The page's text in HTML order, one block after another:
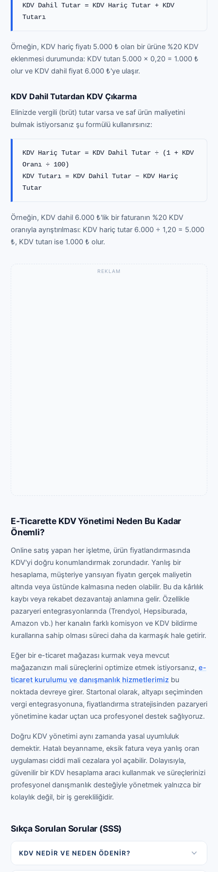
KDV Dahil Tutar = KDV Hariç Tutar + KDV
Tutarı
Örneğin, KDV hariç fiyatı 5.000 ₺ olan bir ürüne %20 KDV
eklenmesi durumunda: KDV tutarı 5.000 × 0,20 = 1.000 ₺
olur ve KDV dahil fiyat 6.000 ₺'ye ulaşır.
KDV Dahil Tutardan KDV Çıkarma
Elinizde vergili (brüt) tutar varsa ve saf ürün maliyetini
bulmak istiyorsanız şu formülü kullanırsınız:
KDV Hariç Tutar = KDV Dahil Tutar ÷ (1 + KDV
Oranı ÷ 100)
KDV Tutarı = KDV Dahil Tutar − KDV Hariç
Tutar
Örneğin, KDV dahil 6.000 ₺'lik bir faturanın %20 KDV
oranıyla ayrıştırılması: KDV hariç tutar 6.000 ÷ 1,20 = 5.000
₺, KDV tutarı ise 1.000 ₺ olur.
REKLAM
E-Ticarette KDV Yönetimi Neden Bu Kadar
Önemli?
Online satış yapan her işletme, ürün fiyatlandırmasında
KDV'yi doğru konumlandırmak zorundadır. Yanlış bir
hesaplama, müşteriye yansıyan fiyatın gerçek maliyetin
altında veya üstünde kalmasına neden olabilir. Bu da kârlılık
kaybı veya rekabet dezavantajı anlamına gelir. Özellikle
pazaryeri entegrasyonlarında (Trendyol, Hepsiburada,
Amazon vb.) her kanalın farklı komisyon ve KDV bildirme
kurallarına sahip olması süreci daha da karmaşık hale getirir.
Eğer bir e-ticaret mağazası kurmak veya mevcut
mağazanızın mali süreçlerini optimize etmek istiyorsanız, e-
ticaret kurulumu ve danışmanlık hizmetlerimiz bu
noktada devreye girer. Startonal olarak, altyapı seçiminden
vergi entegrasyonuna, fiyatlandırma stratejisinden pazaryeri
yönetimine kadar uçtan uca profesyonel destek sağlıyoruz.
Doğru KDV yönetimi aynı zamanda yasal uyumluluk
demektir. Hatalı beyanname, eksik fatura veya yanlış oran
uygulaması ciddi mali cezalara yol açabilir. Dolayısıyla,
güvenilir bir KDV hesaplama aracı kullanmak ve süreçlerinizi
profesyonel danışmanlık desteğiyle yönetmek yalnızca bir
kolaylık değil, bir iş gerekliliğidir.
Sıkça Sorulan Sorular (SSS)
KDV NEDIR VE NEDEN ÖDENIR?
KDV (Katma Değer Vergisi), Türkiye'de mal ve hizmet